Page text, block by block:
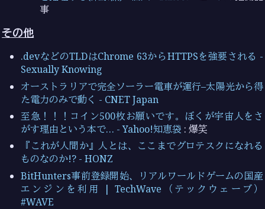
事
その他
.devなどのTLDはChrome 63からHTTPSを強要される -
Sexually Knowing
オーストラリアで完全ソーラー電車が運行–太陽光から得
た電力のみで動く - CNET Japan
至急！！！コイン500枚お願いです。ぼくが宇宙人をさ
がす理由という本で… - Yahoo!知恵袋 : 爆笑
『これが人間か』人とは、ここまでグロテスクになれる
ものなのか!? - HONZ
BitHunters事前登録開始、リアルワールドゲームの国産
エンジンを利用 | TechWave（テックウェーブ）
#WAVE